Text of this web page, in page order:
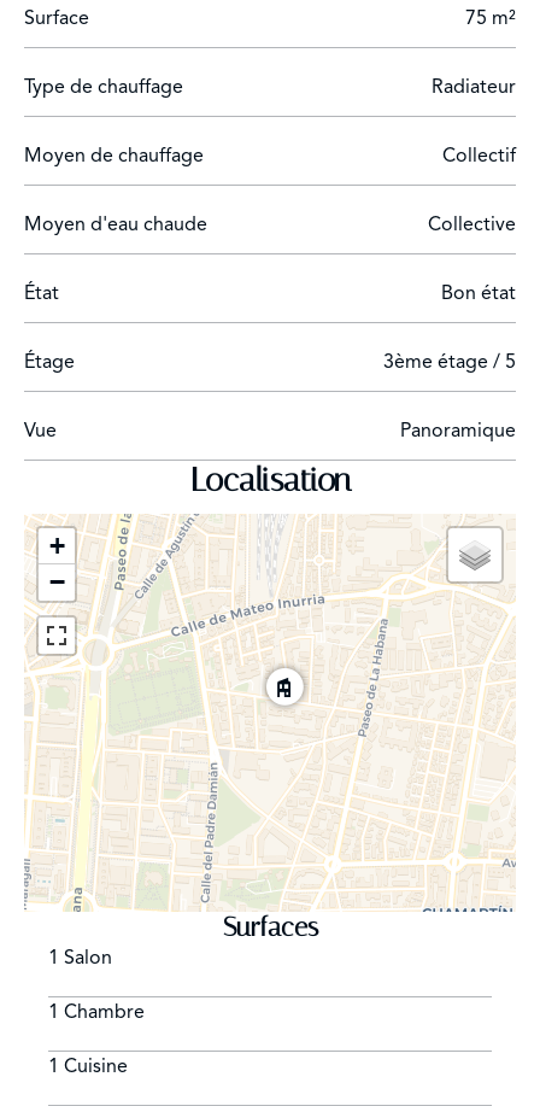
Surface 75 m²
Type de chauffage Radiateur
Moyen de chauffage Collectif
Moyen d'eau chaude Collective
État Bon état
Étage 3ème étage / 5
Vue Panoramique
Localisation
+
−
Surfaces
1 Salon
1 Chambre
1 Cuisine